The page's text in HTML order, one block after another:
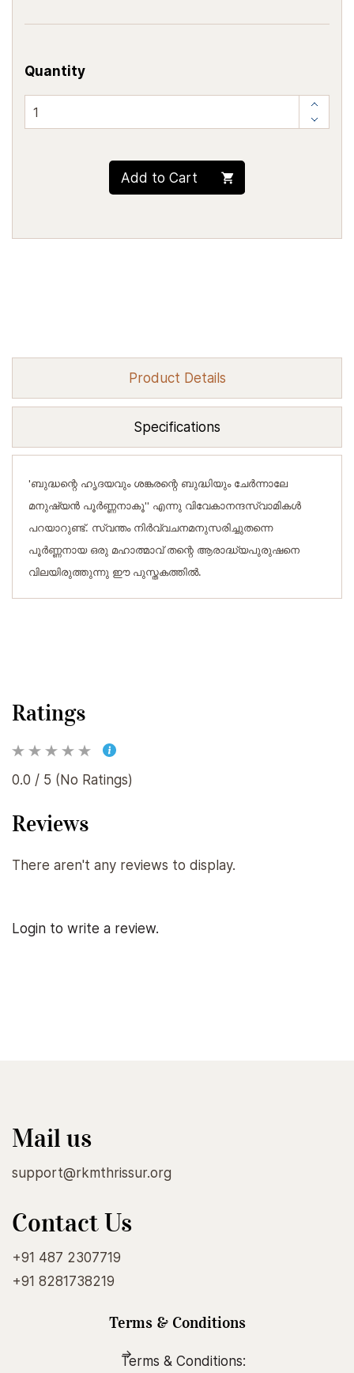
Quantity
Add to Cart
Product Details
Specifications
'ബുദ്ധന്റെ ഹൃദയവും ശങ്കരന്റെ ബുദ്ധിയും ചേര്‍ന്നാലേ
മനുഷ്യന്‍ പൂര്‍ണ്ണനാകൂ'' എന്നു വിവേകാനന്ദസ്വാമികള്‍
പറയാറുണ്ട്. സ്വന്തം നിര്‍വ്വചനമനുസരിച്ചുതന്നെ
പൂര്‍ണ്ണനായ ഒരു മഹാത്മാവ് തന്റെ ആരാദ്ധ്യപുരുഷനെ
വിലയിരുത്തുന്നു ഈ പുസ്തകത്തില്‍.
Ratings
0.0 / 5 (No Ratings)
Reviews
There aren't any reviews to display.
Login to write a review.
Mail us
support@rkmthrissur.org
Contact Us
+91 487 2307719
+91 8281738219
Terms & Conditions
Terms & Conditions: